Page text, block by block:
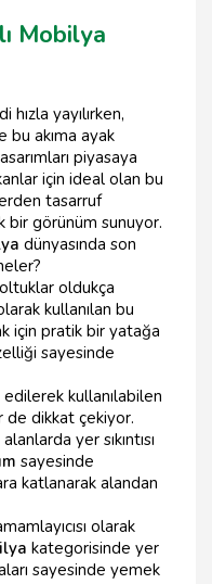
Mobilya
hızla yayılırken,
bu akıma ayak
piyasaya
için ideal olan bu
tasarruf
bir görünüm sunuyor.
dünyasında son
oldukça
kullanılan bu
için pratik bir yatağa
sayesinde
kullanılabilen
de dikkat çekiyor.
yer sıkıntısı
sayesinde
katlanarak alandan
olarak
kategorisinde yer
sayesinde yemek